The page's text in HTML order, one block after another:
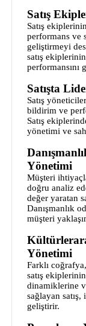
Satış
Satış
performans ve
geliştirmeyi
satış
performansını
Satışta
Satış
bildirim ve
Satış
yönetimi ve
Yönetimi
Müşteri
doğru analiz
değer yaratan
Danışmanlık
müşteri
Yönetimi
Farklı
satış
dinamiklerine
sağlayan
geliştirir.